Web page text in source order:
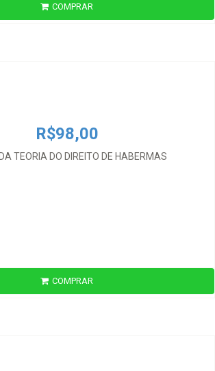
COMPRAR
R$98,00
TEORIA DO DIREITO DE HABERMAS
R$98,00
COMPRAR
R$120,00